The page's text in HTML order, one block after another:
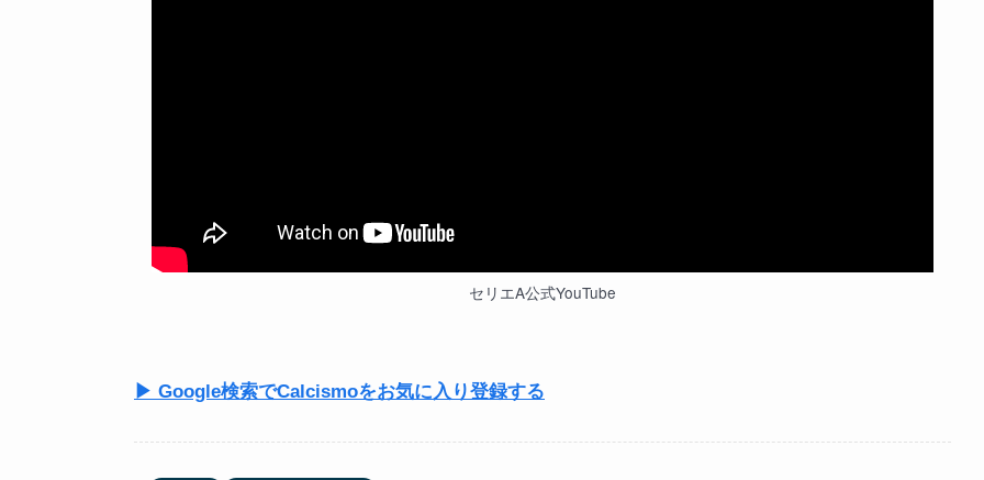
セリエA公式YouTube
▶ Google検索でCalcismoをお気に入り登録する